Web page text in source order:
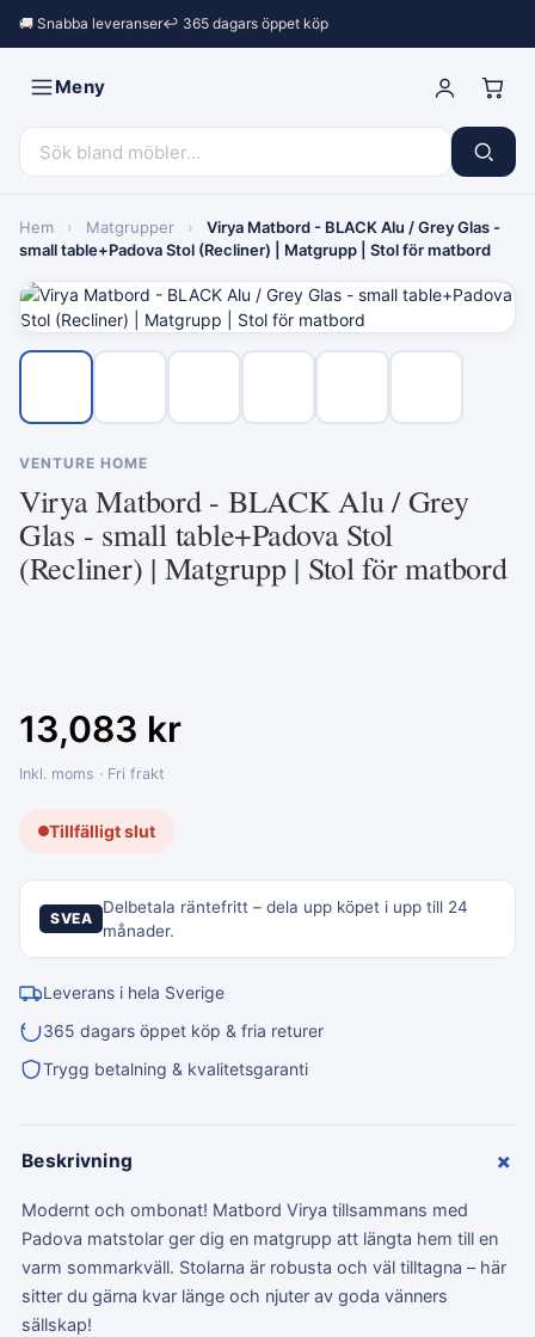
🚚 Snabba leveranser↩︎ 365 dagars öppet köp
Meny
Hem › Matgrupper ›
Virya Matbord - BLACK Alu / Grey Glas -
small table+Padova Stol (Recliner) | Matgrupp | Stol för matbord
VENTURE HOME
Virya Matbord - BLACK Alu / Grey
Glas - small table+Padova Stol
(Recliner) | Matgrupp | Stol för matbord
13,083 kr
Inkl. moms · Fri frakt
Tillfälligt slut
SVEA
Delbetala räntefritt – dela upp köpet i upp till 24
månader.
Leverans i hela Sverige
365 dagars öppet köp & fria returer
Trygg betalning & kvalitetsgaranti
Beskrivning +
Modernt och ombonat! Matbord Virya tillsammans med
Padova matstolar ger dig en matgrupp att längta hem till en
varm sommarkväll. Stolarna är robusta och väl tilltagna – här
sitter du gärna kvar länge och njuter av goda vänners
sällskap!